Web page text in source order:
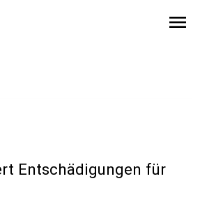
menu
Entschädigungen für